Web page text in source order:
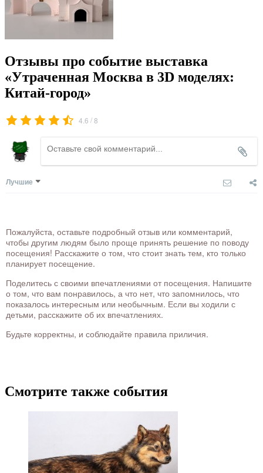
Отзывы про событие выставка
«Утраченная Москва в 3D моделях:
Китай-город»
4.6 /8
Лучшие
Пожалуйста, оставьте подробный отзыв или комментарий,
чтобы другим людям было проще принять решение по поводу
посещения! Расскажите о том, что стоит знать тем, кто только
планирует посещение.
Поделитесь с своими впечатлениями от посещения. Напишите
о том, что вам понравилось, а что нет, что запомнилось, что
показалось интересным или необычным. Если вы ходили с
детьми, расскажите об их впечатлениях.
Будьте корректны, и соблюдайте правила приличия.
Смотрите также события